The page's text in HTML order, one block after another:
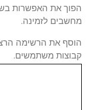
את האפשרות בשם
לזמינה.
את הרשימה הרצויה של
משתמשים.